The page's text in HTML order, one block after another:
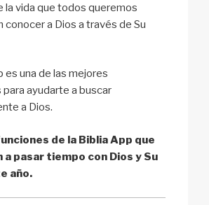
la vida que todos queremos
conocer a Dios a través de Su
es una de las mejores
ayudarte a buscar
a Dios.
de la Biblia App que
a pasar tiempo con Dios y Su
año.